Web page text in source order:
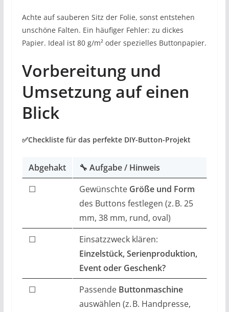
Achte auf sauberen Sitz der Folie, sonst entstehen
unschöne Falten. Ein häufiger Fehler: zu dickes
Papier. Ideal ist 80 g/m² oder spezielles Buttonpapier.
Vorbereitung und
Umsetzung auf einen
Blick
✅Checkliste für das perfekte DIY-Button-Projekt
Abgehakt
🔧 Aufgabe / Hinweis
☐
Gewünschte Größe und Form
des Buttons festlegen (z. B. 25
mm, 38 mm, rund, oval)
☐
Einsatzzweck klären:
Einzelstück, Serienproduktion,
Event oder Geschenk?
☐
Passende Buttonmaschine
auswählen (z. B. Handpresse,